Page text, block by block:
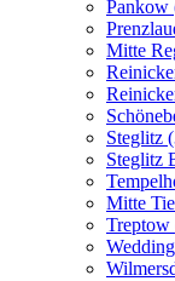
Pankow
Mitte
Steglitz
Steglitz
Mitte
Treptow